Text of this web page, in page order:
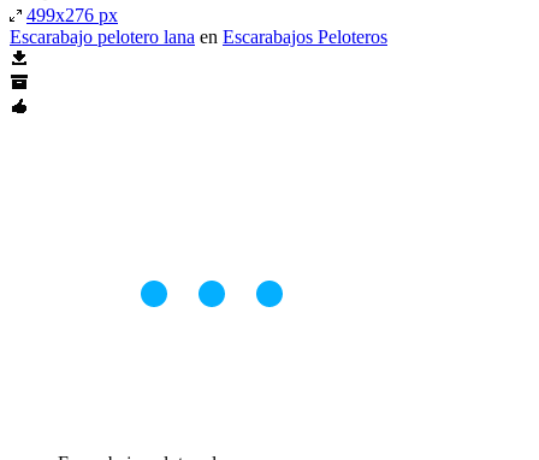
499x276 px
Escarabajo pelotero lana en Escarabajos Peloteros